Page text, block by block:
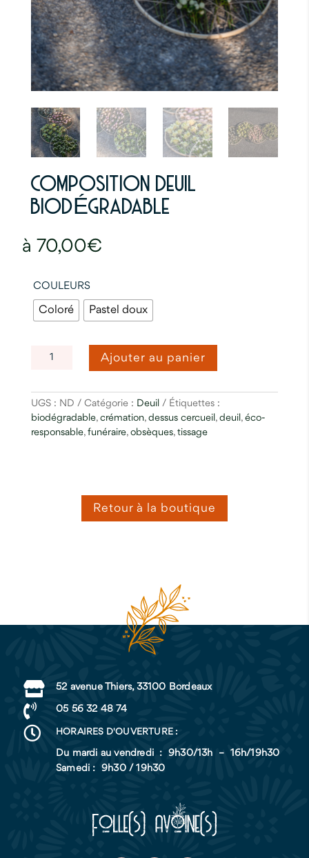
COMPOSITION DEUIL
BIODÉGRADABLE
70,00€
COULEURS
Coloré Pastel doux
QUANTITÉ
DEUIL
BIODÉGRADABLE
Ajouter au panier
UGS : ND Catégorie : Deuil
Étiquettes :
biodégradable, crémation, dessus cercueil , deuil , éco-
responsable, funéraire, obsèques, tissage
Retour à la boutique
 52 avenue Thiers, 33100 Bordeaux
 05 56 32 48 74
 HORAIRES D'OUVERTURE :
Du mardi au vendredi : 9h30/13h – 16h/19h30
Samedi : 9h30 / 19h30